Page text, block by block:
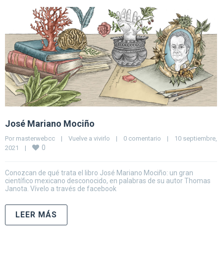
José Mariano Mociño
Por masterwebcc | Vuelve a vivirlo | 0 comentario |
10 septiembre,
2021 | 0
Conozcan de qué trata el libro José Mariano Mociño: un gran
científico mexicano desconocido, en palabras de su autor Thomas
Janota. Vívelo a través de facebook
LEER MÁS